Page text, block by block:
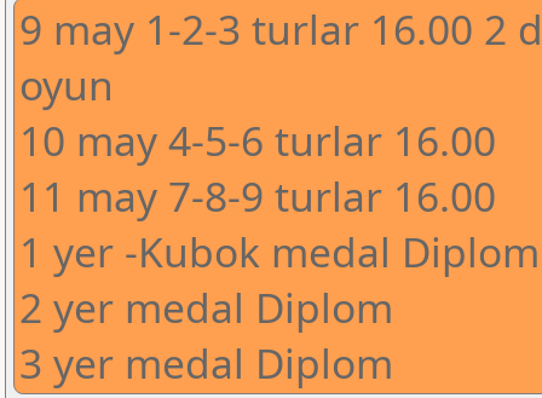
9 may 1-2-3 turlar 16.00 2
oyun
10 may 4-5-6 turlar 16.00
11 may 7-8-9 turlar 16.00
1 yer -Kubok medal Diplom
2 yer medal Diplom
3 yer medal Diplom